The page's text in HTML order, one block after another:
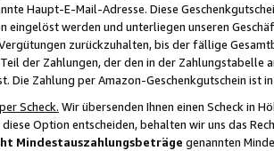
Haupt-E-Mail-Adresse. Diese
eingelöst werden und unterliegen unseren
zurückzuhalten, bis der fällige
der Zahlungen, der den in der
Die Zahlung per Amazon-Geschenkgutschein ist
Scheck. Wir übersenden Ihnen einen Scheck in
Option entscheiden, behalten wir uns das
Mindestauszahlungsbeträge genannten